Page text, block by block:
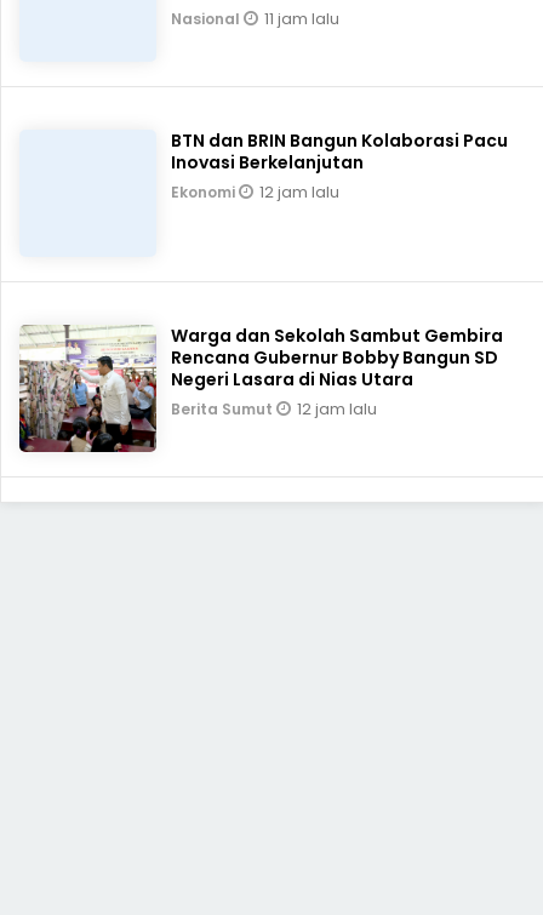
Nasional 11 jam lalu
BTN dan BRIN Bangun Kolaborasi Pacu
Inovasi Berkelanjutan
Ekonomi 12 jam lalu
Warga dan Sekolah Sambut Gembira
Rencana Gubernur Bobby Bangun SD
Negeri Lasara di Nias Utara
Berita Sumut 12 jam lalu